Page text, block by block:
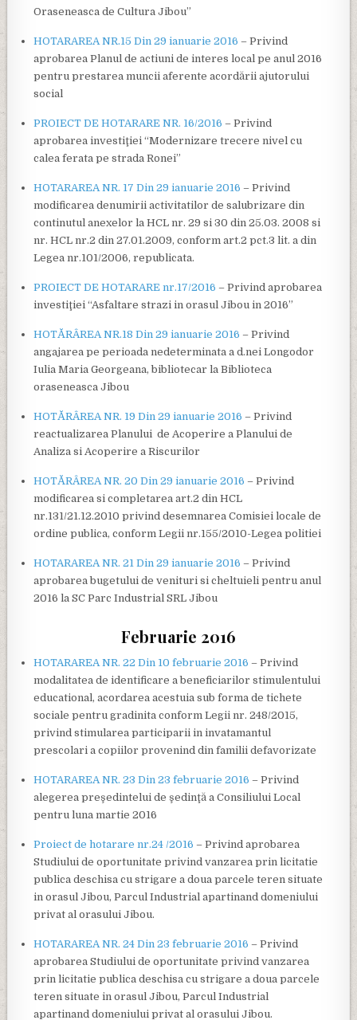
Oraseneasca de Cultura Jibou”
HOTARAREA NR.15 Din 29 ianuarie 2016 – Privind
aprobarea Planul de actiuni de interes local pe anul 2016
pentru prestarea muncii aferente acordării ajutorului
social
PROIECT DE HOTARARE NR. 16/2016 – Privind
aprobarea investiţiei “Modernizare trecere nivel cu
calea ferata pe strada Ronei”
HOTARAREA NR. 17 Din 29 ianuarie 2016 – Privind
modificarea denumirii activitatilor de salubrizare din
continutul anexelor la HCL nr. 29 si 30 din 25.03. 2008 si
nr. HCL nr.2 din 27.01.2009, conform art.2 pct.3 lit. a din
Legea nr.101/2006, republicata.
PROIECT DE HOTARARE nr.17/2016 – Privind aprobarea
investiţiei “Asfaltare strazi in orasul Jibou in 2016”
HOTĂRÂREA NR.18 Din 29 ianuarie 2016 – Privind
angajarea pe perioada nedeterminata a d.nei Longodor
Iulia Maria Georgeana, bibliotecar la Biblioteca
oraseneasca Jibou
HOTĂRÂREA NR. 19 Din 29 ianuarie 2016 – Privind
reactualizarea Planului de Acoperire a Planului de
Analiza si Acoperire a Riscurilor
HOTĂRÂREA NR. 20 Din 29 ianuarie 2016 – Privind
modificarea si completarea art.2 din HCL
nr.131/21.12.2010 privind desemnarea Comisiei locale de
ordine publica, conform Legii nr.155/2010-Legea politiei
HOTARAREA NR. 21 Din 29 ianuarie 2016 – Privind
aprobarea bugetului de venituri si cheltuieli pentru anul
2016 la SC Parc Industrial SRL Jibou
Februarie 2016
HOTARAREA NR. 22 Din 10 februarie 2016 – Privind
modalitatea de identificare a beneficiarilor stimulentului
educational, acordarea acestuia sub forma de tichete
sociale pentru gradinita conform Legii nr. 248/2015,
privind stimularea participarii in invatamantul
prescolari a copiilor provenind din familii defavorizate
HOTARAREA NR. 23 Din 23 februarie 2016 – Privind
alegerea preşedintelui de şedinţă a Consiliului Local
pentru luna martie 2016
Proiect de hotarare nr.24 /2016 – Privind aprobarea
Studiului de oportunitate privind vanzarea prin licitatie
publica deschisa cu strigare a doua parcele teren situate
in orasul Jibou, Parcul Industrial apartinand domeniului
privat al orasului Jibou.
HOTARAREA NR. 24 Din 23 februarie 2016 – Privind
aprobarea Studiului de oportunitate privind vanzarea
prin licitatie publica deschisa cu strigare a doua parcele
teren situate in orasul Jibou, Parcul Industrial
apartinand domeniului privat al orasului Jibou.